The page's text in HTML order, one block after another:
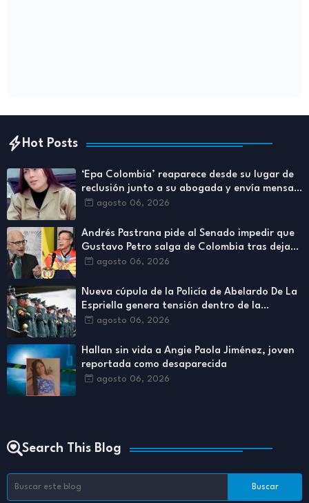
Hot Posts
‘Epa Colombia’ reaparece desde su lugar de
reclusión junto a su abogada y envía mensaje
a los colombianos
agosto 06, 2026
Andrés Pastrana pide al Senado impedir que
Gustavo Petro salga de Colombia tras dejar
la Presidencia
agosto 06, 2026
Nueva cúpula de la Policía de Abelardo De La
Espriella genera tensión dentro de la
institución
agosto 06, 2026
Hallan sin vida a Angie Paola Jiménez, joven
reportada como desaparecida
agosto 06, 2026
Search This Blog